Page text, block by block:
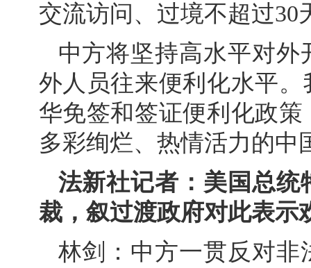
交流访问、过境不超过30
中方将坚持高水平对
外人员往来便利化水平
华免签和签证便利化政
多彩绚烂、热情活力的中
法新社记者：美国总统
裁，叙过渡政府对此表示
林剑：中方一贯反对非